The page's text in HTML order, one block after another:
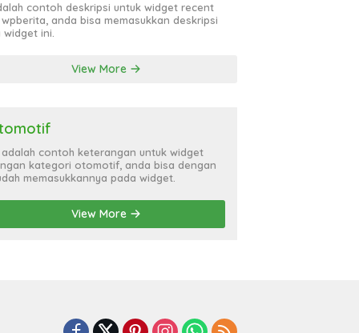
contoh deskripsi untuk widget recent
anda bisa memasukkan deskripsi
widget ini.
View More
adalah contoh keterangan untuk widget
kategori otomotif, anda bisa dengan
memasukkannya pada widget.
View More